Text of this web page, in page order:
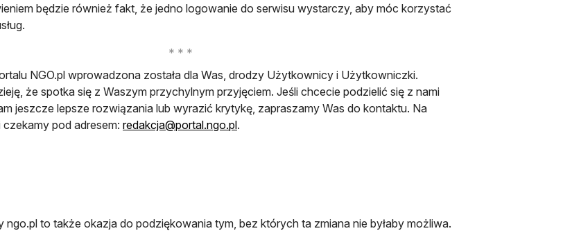
będzie również fakt, że jedno logowanie do serwisu wystarczy, aby móc korzystać
NGO.pl wprowadzona została dla Was, drodzy Użytkownicy i Użytkowniczki.
że spotka się z Waszym przychylnym przyjęciem. Jeśli chcecie podzielić się z nami
jeszcze lepsze rozwiązania lub wyrazić krytykę, zapraszamy Was do kontaktu. Na
pod adresem: redakcja@portal.ngo.plotwiera się w nowej karcie
.
ngo.pl to także okazja do podziękowania tym, bez których ta zmiana nie byłaby możliwa.